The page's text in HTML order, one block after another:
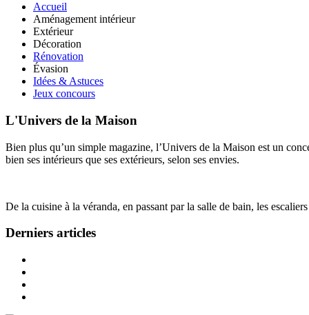
Accueil
Aménagement intérieur
Extérieur
Décoration
Rénovation
Évasion
Idées & Astuces
Jeux concours
L'Univers de la Maison
Bien plus qu’un simple magazine, l’Univers de la Maison est un
bien ses intérieurs que ses extérieurs, selon ses envies.
De la cuisine à la véranda, en passant par la salle de bain, les
Derniers articles